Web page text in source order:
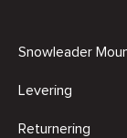
Snowleader
Levering
Returnering